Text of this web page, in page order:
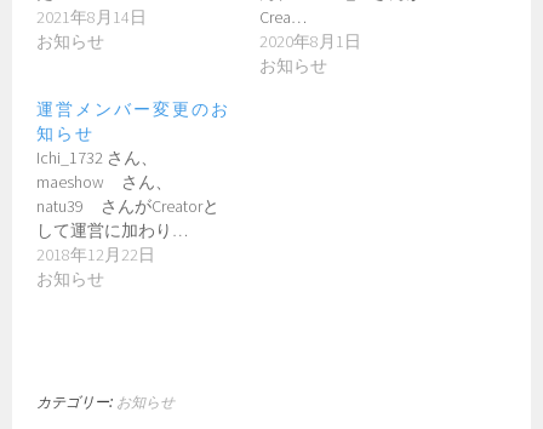
2021年8月14日
お知らせ
Crea…
2020年8月1日
お知らせ
運営メンバー変更のお
知らせ
Ichi_1732 さん、
maeshow さん、
natu39 さんがCreatorと
して運営に加わり…
2018年12月22日
お知らせ
カテゴリー: お知らせ